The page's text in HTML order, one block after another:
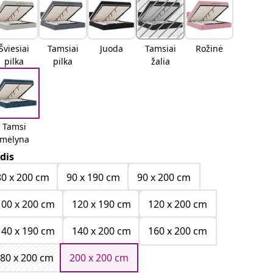
pilka
Tamsiai
pilka
Juoda
Tamsiai
žalia
Rožinė
Tamsi
x 200 cm
90 x 190 cm
90 x 200 cm
x 200 cm
120 x 190 cm
120 x 200 cm
x 190 cm
140 x 200 cm
160 x 200 cm
x 200 cm
200 x 200 cm